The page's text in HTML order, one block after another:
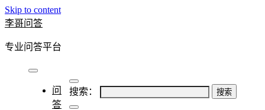
Skip to content
李哥问答
专业问答平台
搜索：
问
答